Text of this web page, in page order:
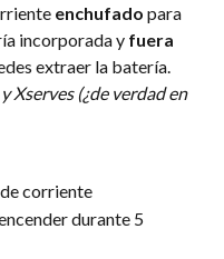
enchufado para
incorporada y fuera
extraer la batería.
Xserves (¿de verdad en
corriente
durante 5